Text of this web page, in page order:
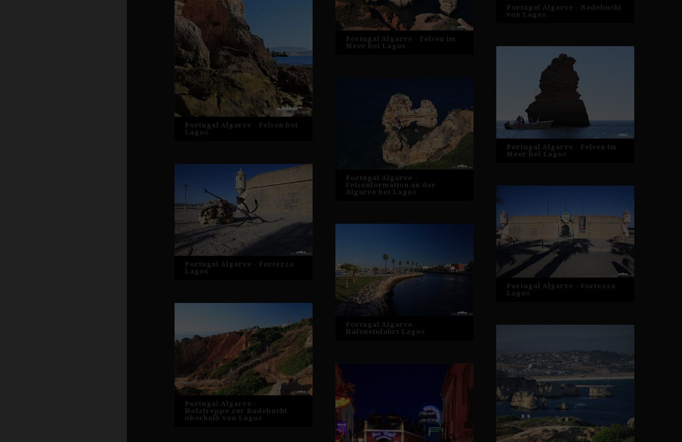
Portugal Algarve - Felsen bei
Lagos
Portugal Algarve - Fortezza
Lagos
Portugal Algarve -
Holztreppe zur Badebucht
oberhalb von Lagos
Portugal Algarve - Felsen im
Meer bei Lagos
Portugal Algarve -
Felsenformation an der
Algarve bei Lagos
Portugal Algarve -
Hafeneinfahrt Lagos
Portugal Algarve - Badebucht
von Lagos
Portugal Algarve - Felsen im
Meer bei Lagos
Portugal Algarve - Fortezza
Lagos